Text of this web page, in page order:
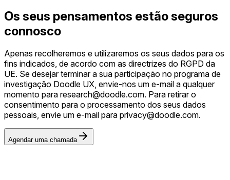
Os seus pensamentos estão seguros
connosco
Apenas recolheremos e utilizaremos os seus dados para os
fins indicados, de acordo com as directrizes do RGPD da
UE. Se desejar terminar a sua participação no programa de
investigação Doodle UX, envie-nos um e-mail a qualquer
momento para research@doodle.com. Para retirar o
consentimento para o processamento dos seus dados
pessoais, envie um e-mail para privacy@doodle.com.
Agendar uma chamada